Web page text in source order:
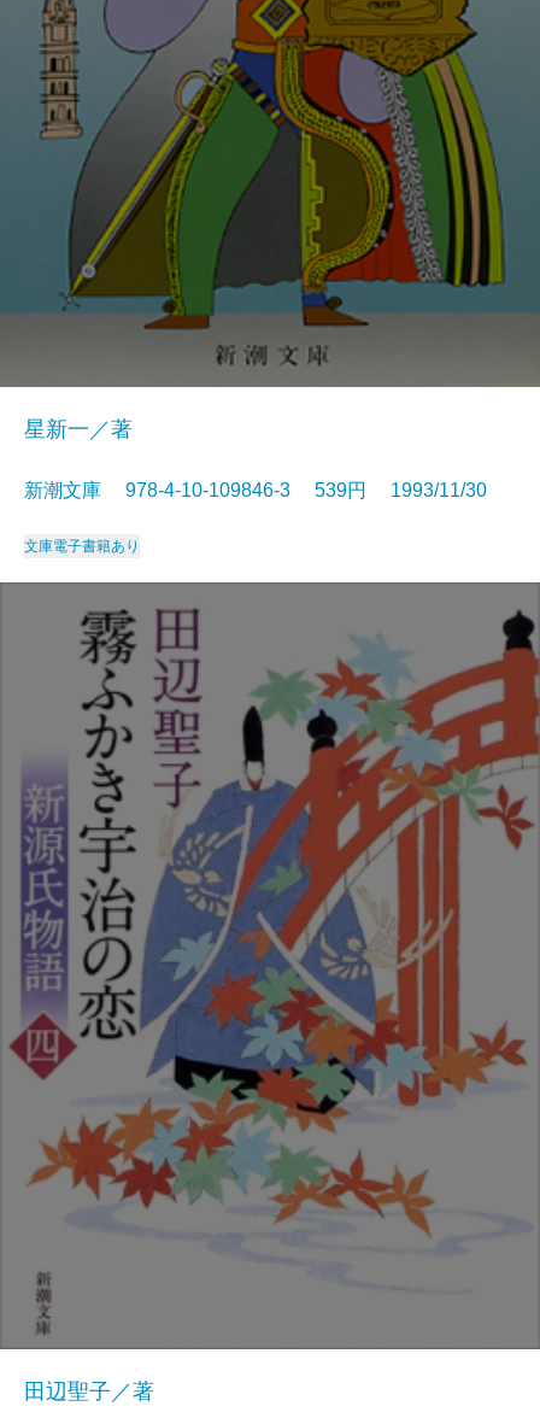
星新一／著
新潮文庫 978-4-10-109846-3 539円 1993/11/30
文庫電子書籍あり
田辺聖子／著